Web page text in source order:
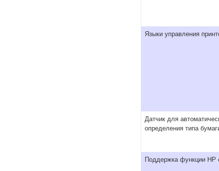
Языки управления
Датчик для
определения типа
Поддержка функции HP